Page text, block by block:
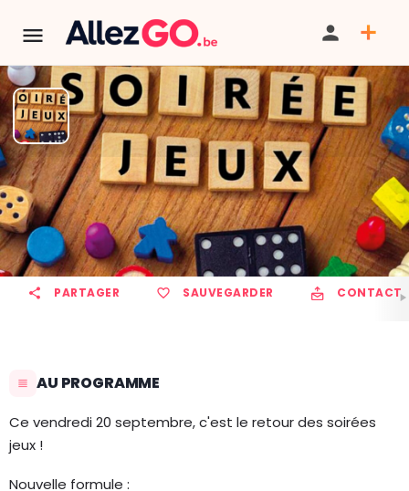
Soirées jeux
TÉLÉPHONE
PARTAGER SAUVEGARDER CONTACT
AU PROGRAMME
Ce vendredi 20 septembre, c'est le retour des soirées
jeux !
Nouvelle formule :